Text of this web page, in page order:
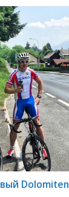
Dolomiten